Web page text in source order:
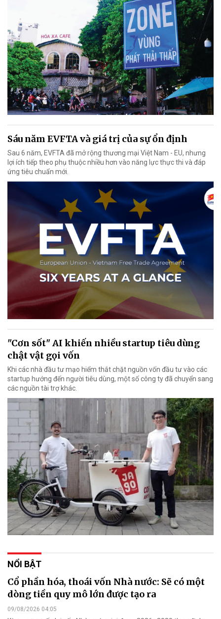
Sáu năm EVFTA và giá trị của sự ổn định
Sau 6 năm, EVFTA đã mở rộng thương mại Việt Nam - EU, nhưng
lợi ích tiếp theo phụ thuộc nhiều hơn vào năng lực thực thi và đáp
ứng tiêu chuẩn mới.
"Cơn sốt" AI khiến nhiều startup tiêu dùng
chật vật gọi vốn
Khi các nhà đầu tư mạo hiểm thắt chặt nguồn vốn đầu tư vào các
startup hướng đến người tiêu dùng, một số công ty đã chuyển sang
các nguồn tài trợ khác.
NỔI BẬT
Cổ phần hóa, thoái vốn Nhà nước: Sẽ có một
dòng tiền quy mô lớn được tạo ra
09/08/2026 04:05